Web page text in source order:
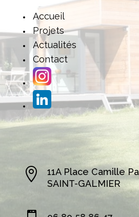
Accueil
Projets
Actualités
Contact

11A Place Camille
SAINT-GALMIER